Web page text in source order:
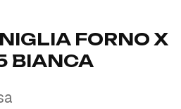
FORNO X
BIANCA